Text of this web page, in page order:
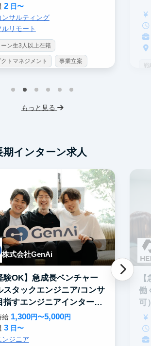
2日〜
ンサルティング
ルリモート
ーン生3人以上在籍
トマネジメント 事業立案
シンクタンク IT業界
トアップ 土日勤務可
戦
もっと見る
インターン求人
株式会社GenAi
験OK】急成長ベンチャー
スタックエンジニア/コンサ
指すエンジニアインター
給 1,300円〜5,000円
3日〜
ンジニア
働
可